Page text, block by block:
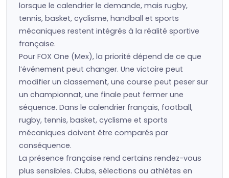
lorsque le calendrier le demande, mais rugby,
tennis, basket, cyclisme, handball et sports
mécaniques restent intégrés à la réalité sportive
française.
Pour FOX One (Mex), la priorité dépend de ce que
l’événement peut changer. Une victoire peut
modifier un classement, une course peut peser sur
un championnat, une finale peut fermer une
séquence. Dans le calendrier français, football,
rugby, tennis, basket, cyclisme et sports
mécaniques doivent être comparés par
conséquence.
La présence française rend certains rendez-vous
plus sensibles. Clubs, sélections ou athlètes en